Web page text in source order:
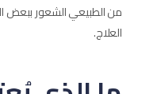
من الطبيعي الشعور ببعض
العلاج.